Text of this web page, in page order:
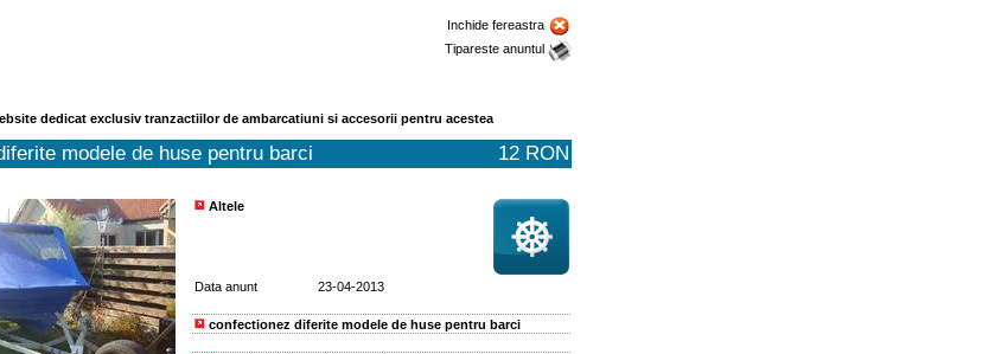
Inchide fereastra
Tipareste anuntul
dedicat exclusiv tranzactiilor de ambarcatiuni si accesorii pentru acestea
modele de huse pentru barci 12 RON
Altele
Data anunt 23-04-2013
confectionez diferite modele de huse pentru barci